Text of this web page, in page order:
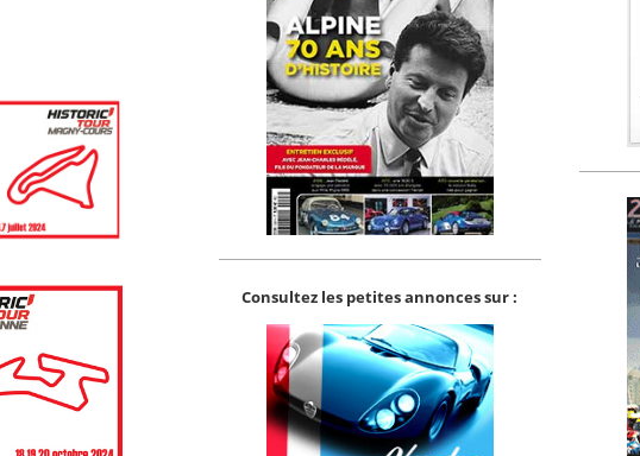
Consultez les petites annonces sur :